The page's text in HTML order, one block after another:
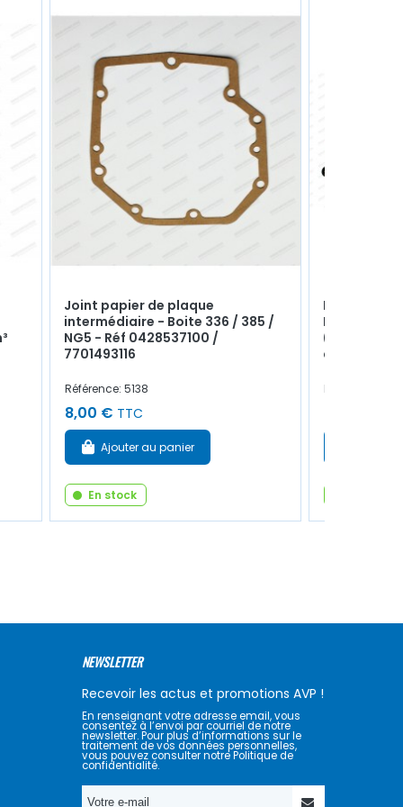
Joint papier de plaque
intermédiaire - Boite 336 / 385 /
NG5 - Réf 0428537100 /
7701493116
Référence: 5138
8,00 € TTC
Ajouter au panier
En stock
Faisceau
Rouge
aux fils)
Référence:
NEWSLETTER
Recevoir les actus et promotions AVP !
En renseignant votre adresse email, vous
consentez à l’envoi par courriel de notre
newsletter. Pour plus d’informations sur le
traitement de vos données personnelles,
vous pouvez consulter notre Politique de
confidentialité.